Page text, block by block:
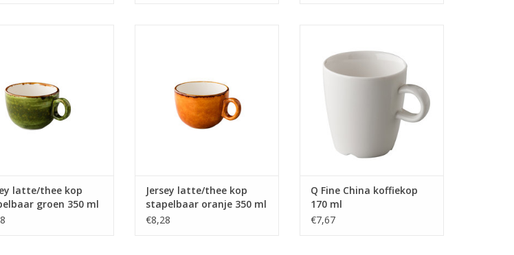
AAN WINKELWAGEN
latte/thee kop
groen 350 ml
TOEVOEGEN AAN WINKELWAGEN
Jersey latte/thee kop
stapelbaar oranje 350 ml
€8,28
TOEVOEGEN AAN WINKELWAGEN
Q Fine China koffiekop
170 ml
€7,67